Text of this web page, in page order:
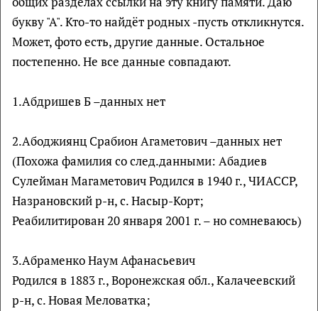
букву "А". Кто-то найдёт родных -пусть откликнутся.
Может, фото есть, другие данные. Остальное
постепенно. Не все данные совпадают.
1.Абдришев Б –данных нет
2.Абоджиянц Срабион Агаметович –данных нет
(Похожа фамилия со след.данными: Абадиев
Сулейман Магаметович Родился в 1940 г., ЧИАССР,
Назрановский р-н, с. Насыр-Корт;
Реабилитирован 20 января 2001 г. – но сомневаюсь)
3.Абраменко Наум Афанасьевич
Родился в 1883 г., Воронежская обл., Калачеевский
р-н, с. Новая Меловатка;